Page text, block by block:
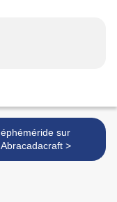
éphéméride sur
Abracadacraft >